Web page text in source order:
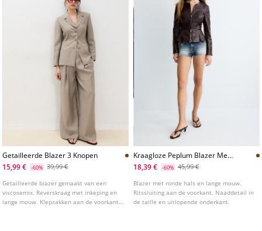
Getailleerde Blazer 3 Knopen
15,99 €
-60% 39,99 €
Getailleerde blazer gemaakt van een
viscosemix. Reverskraag met inkeping en
lange mouw. Klepzakken aan de voorkant
Kraagloze Peplum Blazer Met
Leereffect
18,39 € -60% 45,99 €
Blazer met ronde hals en lange mouw.
Ritssluiting aan de voorkant. Naaddetail in
de taille en uitlopende onderkant.